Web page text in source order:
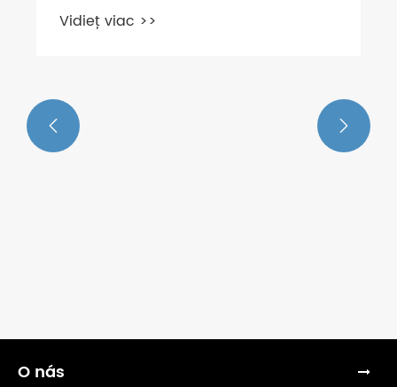
Vidieť viac >>
 
O nás